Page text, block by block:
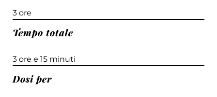
3 ore
Tempo totale
3 ore e 15 minuti
Dosi per